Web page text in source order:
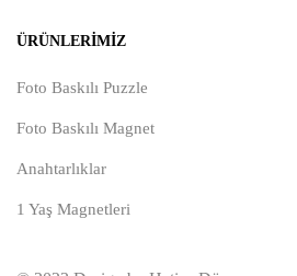
ÜRÜNLERIMIZ
Foto Baskılı Puzzle
Foto Baskılı Magnet
Anahtarlıklar
1 Yaş Magnetleri